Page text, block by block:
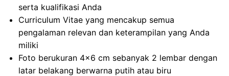
serta kualifikasi Anda
Curriculum Vitae yang mencakup semua
pengalaman relevan dan keterampilan yang Anda
miliki
Foto berukuran 4×6 cm sebanyak 2 lembar dengan
latar belakang berwarna putih atau biru